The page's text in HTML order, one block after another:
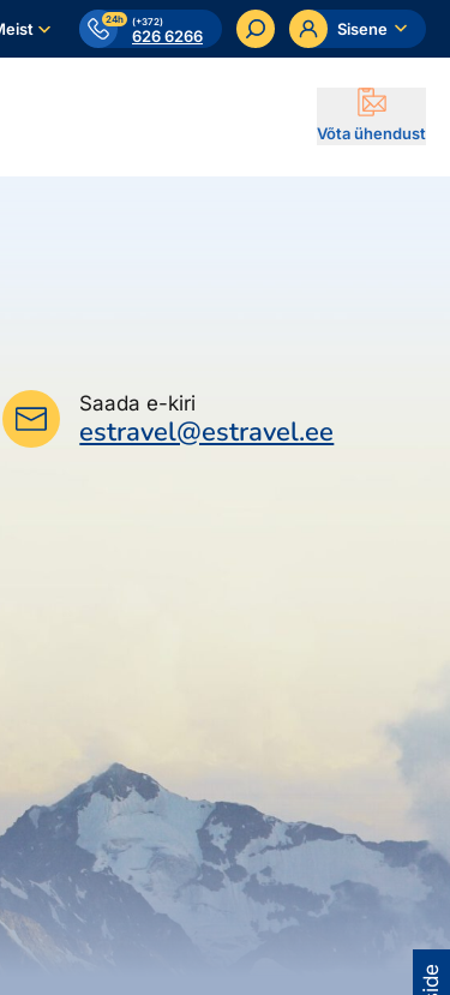
24h (+372)
626 6266 Sisene
Võta ühendust
Saada e-kiri
estravel@estravel.ee